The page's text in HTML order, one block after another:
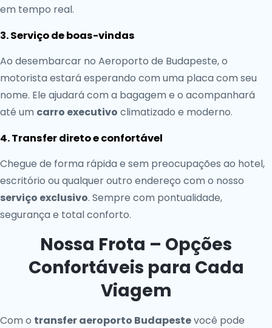
em tempo real.
3. Serviço de boas-vindas
Ao desembarcar no Aeroporto de Budapeste, o
motorista estará esperando com uma placa com seu
nome. Ele ajudará com a bagagem e o acompanhará
até um carro executivo climatizado e moderno.
4. Transfer direto e confortável
Chegue de forma rápida e sem preocupações ao hotel,
escritório ou qualquer outro endereço com o nosso
serviço exclusivo. Sempre com pontualidade,
segurança e total conforto.
Nossa Frota – Opções
Confortáveis para Cada
Viagem
Com o transfer aeroporto Budapestevocê pode